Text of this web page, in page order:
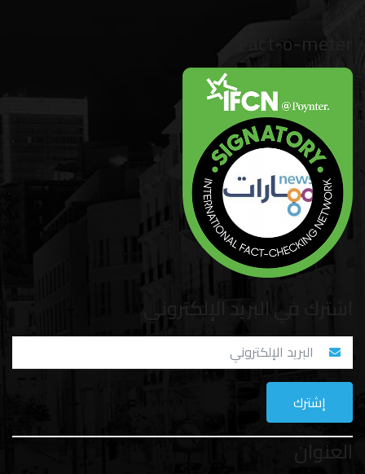
Fact-o-meter
اشترك في البريد الإلكتروني
العنوان